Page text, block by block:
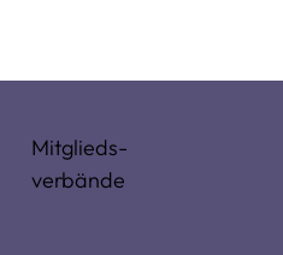
Mitglieds-
verbände